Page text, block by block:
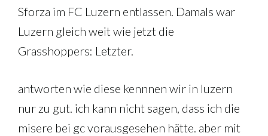
Sforza im FC Luzern entlassen. Damals war
Luzern gleich weit wie jetzt die
Grasshoppers: Letzter.
antworten wie diese kennnen wir in luzern
nur zu gut. ich kann nicht sagen, dass ich die
misere bei gc vorausgesehen hätte. aber mit